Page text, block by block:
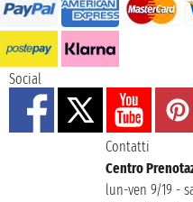
Social
Contatti
Centro
lun-ven 9/19 -